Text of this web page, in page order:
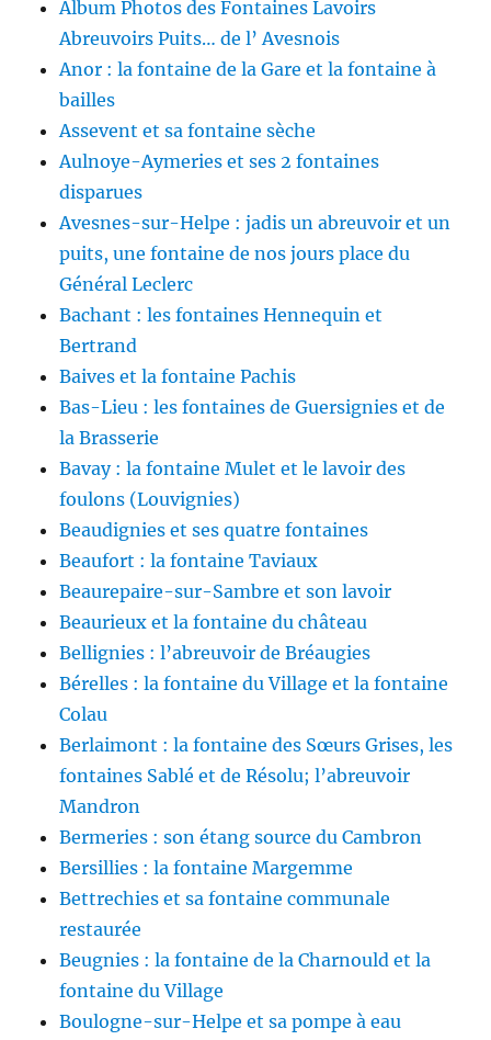
Album Photos des Fontaines Lavoirs
Abreuvoirs Puits… de l’ Avesnois
Anor : la fontaine de la Gare et la fontaine à
bailles
Assevent et sa fontaine sèche
Aulnoye-Aymeries et ses 2 fontaines
disparues
Avesnes-sur-Helpe : jadis un abreuvoir et un
puits, une fontaine de nos jours place du
Général Leclerc
Bachant : les fontaines Hennequin et
Bertrand
Baives et la fontaine Pachis
Bas-Lieu : les fontaines de Guersignies et de
la Brasserie
Bavay : la fontaine Mulet et le lavoir des
foulons (Louvignies)
Beaudignies et ses quatre fontaines
Beaufort : la fontaine Taviaux
Beaurepaire-sur-Sambre et son lavoir
Beaurieux et la fontaine du château
Bellignies : l’abreuvoir de Bréaugies
Bérelles : la fontaine du Village et la fontaine
Colau
Berlaimont : la fontaine des Sœurs Grises, les
fontaines Sablé et de Résolu; l’abreuvoir
Mandron
Bermeries : son étang source du Cambron
Bersillies : la fontaine Margemme
Bettrechies et sa fontaine communale
restaurée
Beugnies : la fontaine de la Charnould et la
fontaine du Village
Boulogne-sur-Helpe et sa pompe à eau